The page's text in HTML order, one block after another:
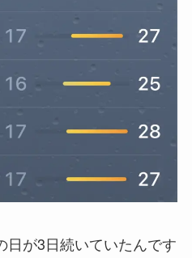
が3日続いていたんです